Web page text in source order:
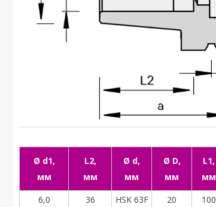
Ø d1,
мм
L2,
мм
Ø d,
мм
Ø D,
мм
L1,
мм
6,0 36 HSK 63F 20 100